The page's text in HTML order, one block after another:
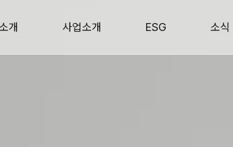
개 사업소개 ESG 소식